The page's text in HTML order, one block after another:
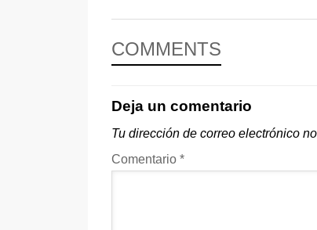
COMMENTS
Deja un comentario
Tu dirección de correo electrónico
Comentario *